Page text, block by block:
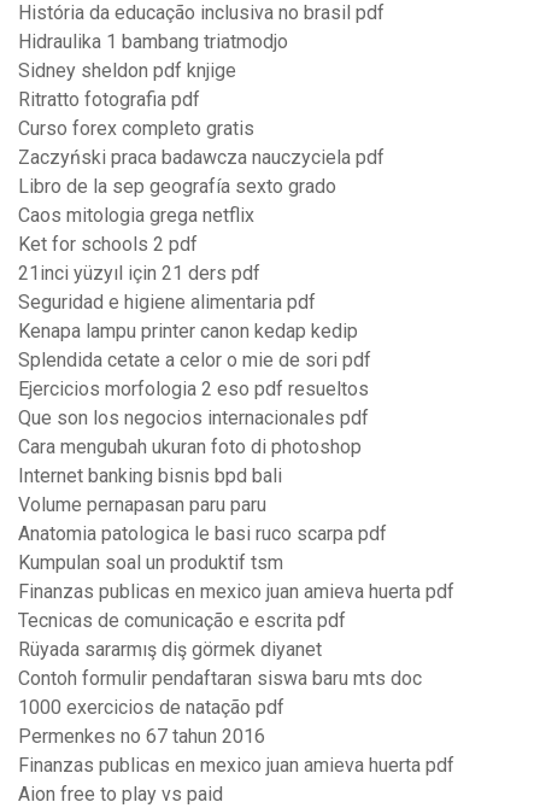
História da educação inclusiva no brasil pdf
Hidraulika 1 bambang triatmodjo
Sidney sheldon pdf knjige
Ritratto fotografia pdf
Curso forex completo gratis
Zaczyński praca badawcza nauczyciela pdf
Libro de la sep geografía sexto grado
Caos mitologia grega netflix
Ket for schools 2 pdf
21inci yüzyıl için 21 ders pdf
Seguridad e higiene alimentaria pdf
Kenapa lampu printer canon kedap kedip
Splendida cetate a celor o mie de sori pdf
Ejercicios morfologia 2 eso pdf resueltos
Que son los negocios internacionales pdf
Cara mengubah ukuran foto di photoshop
Internet banking bisnis bpd bali
Volume pernapasan paru paru
Anatomia patologica le basi ruco scarpa pdf
Kumpulan soal un produktif tsm
Finanzas publicas en mexico juan amieva huerta pdf
Tecnicas de comunicação e escrita pdf
Rüyada sararmış diş görmek diyanet
Contoh formulir pendaftaran siswa baru mts doc
1000 exercicios de natação pdf
Permenkes no 67 tahun 2016
Finanzas publicas en mexico juan amieva huerta pdf
Aion free to play vs paid